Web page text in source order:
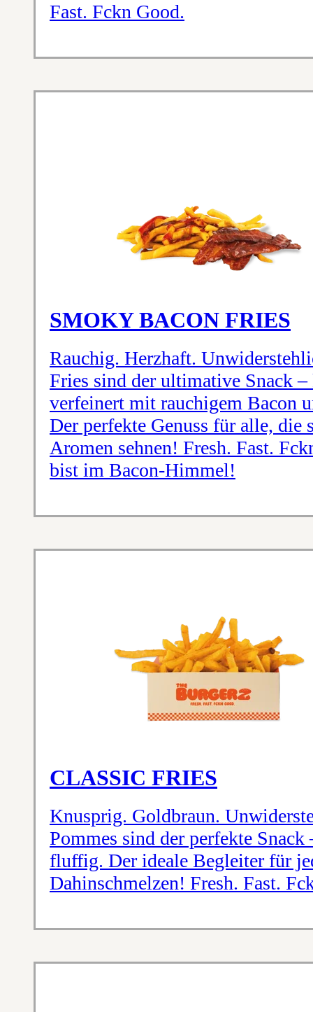
Fast. Fckn Good.
SMOKY BACON FRIES
Rauchig. Herzhaft.
Fries sind der ultimative Snack
verfeinert mit rauchigem Bacon
Der perfekte Genuss für alle, die
Aromen sehnen! Fresh. Fast.
bist im Bacon-Himmel!
CLASSIC FRIES
Knusprig. Goldbraun.
Pommes sind der perfekte
fluffig. Der ideale Begleiter für
Dahinschmelzen! Fresh. Fast.